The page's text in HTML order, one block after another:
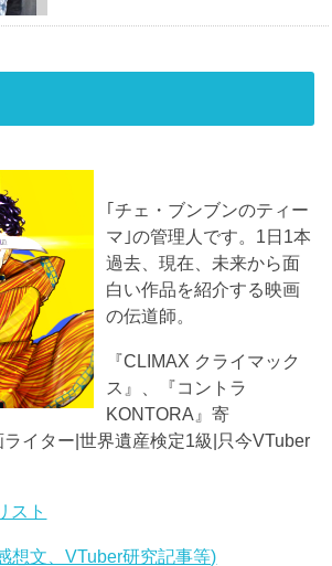
｢チェ・ブンブンのティー
マ｣の管理人です。1日1本
過去、現在、未来から面
白い作品を紹介する映画
の伝道師。
『CLIMAX クライマック
ス』、『コントラ
KONTORA』寄
イター|世界遺産検定1級|只今VTuber
スト
想文、VTuber研究記事等)